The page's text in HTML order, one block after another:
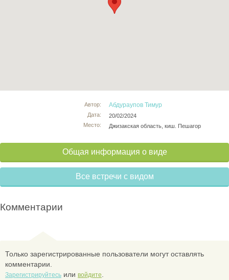
Автор:
Дата:
Место:
Абдураупов Тимур
20/02/2024
Джизакская область, киш. Пешагор
Общая информация о виде
Все встречи с видом
Комментарии
Только зарегистрированные пользователи могут оставлять
комментарии.
Зарегистрируйтесь или войдите